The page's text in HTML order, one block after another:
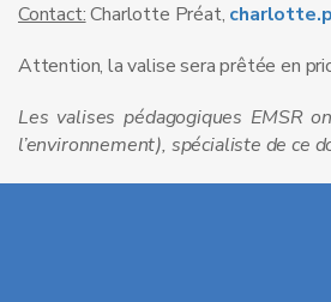
Contact:Charlotte Préat,
Attention, la valise sera prêtée en
Les valises pédagogiques EMSR
l’environnement), spécialiste de ce